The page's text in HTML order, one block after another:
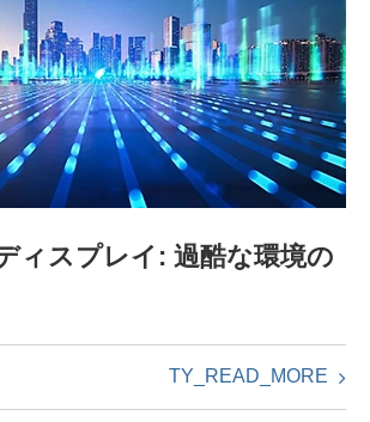
ィスプレイ: 過酷な環境の
TY_READ_MORE